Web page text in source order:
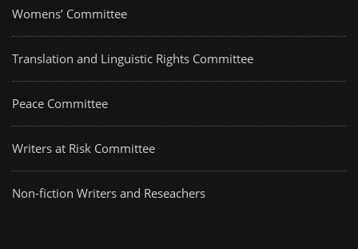
Womens’ Committee
Translation and Linguistic Rights Committee
Peace Committee
Writers at Risk Committee
Non-fiction Writers and Reseachers